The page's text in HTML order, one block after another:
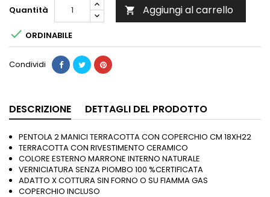
Quantità  Aggiungi al carrello
 ORDINABILE
Condividi
DESCRIZIONE DETTAGLI DEL PRODOTTO
PENTOLA 2 MANICI TERRACOTTA CON COPERCHIO CM 18XH22
TERRACOTTA CON RIVESTIMENTO CERAMICO
COLORE ESTERNO MARRONE INTERNO NATURALE
VERNICIATURA SENZA PIOMBO 100 %CERTIFICATA
ADATTO X COTTURA SIN FORNO O SU FIAMMA GAS
COPERCHIO INCLUSO